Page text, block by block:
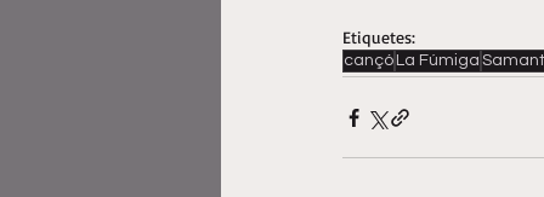
Etiquetes:
cançó La Fúmiga